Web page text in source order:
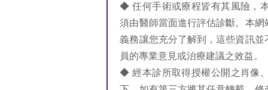
◆ 任何手術或療程皆有其風險，
須由醫師當面進行評估診斷。本
義務讓您充分了解到，這些資訊
員的專業意見或治療建議之效益。
◆ 經本診所取得授權公開之肖像